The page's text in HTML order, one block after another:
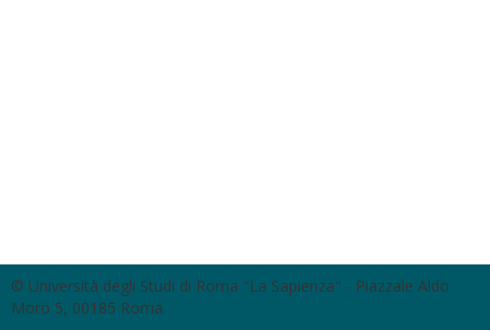
© Università degli Studi di Roma "La Sapienza" - Piazzale Aldo
Moro 5, 00185 Roma